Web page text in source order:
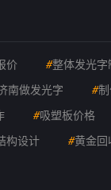
价 #整体发光字
南做发光字 #
#吸塑板价格
构设计 #黄金